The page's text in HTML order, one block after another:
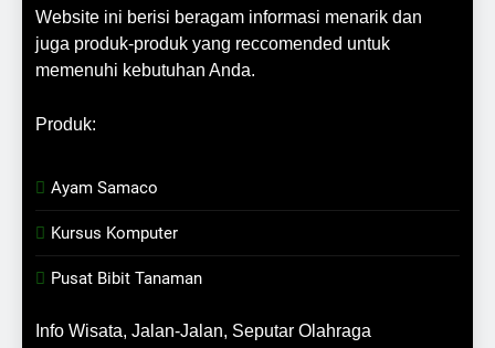
Website ini berisi beragam informasi menarik dan
juga produk-produk yang reccomended untuk
memenuhi kebutuhan Anda.
Produk:
Ayam Samaco
Kursus Komputer
Pusat Bibit Tanaman
Info Wisata, Jalan-Jalan, Seputar Olahraga